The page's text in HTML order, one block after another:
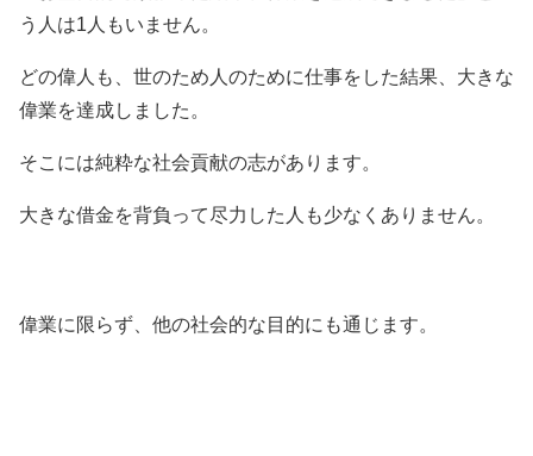
う人は1人もいません。
どの偉人も、世のため人のために仕事をした結果、大きな
偉業を達成しました。
そこには純粋な社会貢献の志があります。
大きな借金を背負って尽力した人も少なくありません。
偉業に限らず、他の社会的な目的にも通じます。